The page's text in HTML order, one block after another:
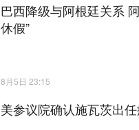
巴西降级与阿根廷关系
休假”
8月5日 23:15
美参议院确认施瓦茨出